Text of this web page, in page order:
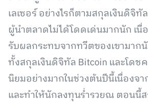
เลเซอร์ อย่างไรก็ตามสกุลเงินดิจิ
ผู้นำตลาดไม่ได้โดดเด่นมากนัก เนื่
รับผลกระทบจากทวีตของเขามาก
ทั้งสกุลเงินดิจิทัล Bitcoin และโดช
นิยมอย่างมากในช่วงต้นปีนี้เนื่องจ
และทำให้นักลงทุนร่ำรวยณ ตอนนี้